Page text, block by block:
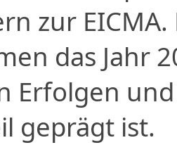
zur
das Jahr
Erfolgen
geprägt ist.